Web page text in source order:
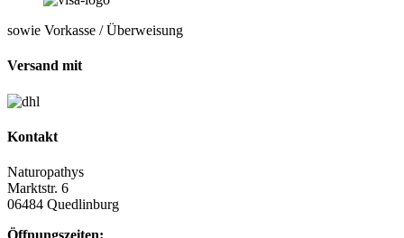
sowie Vorkasse / Überweisung
Versand mit
Kontakt
Naturopathys
Marktstr. 6
06484 Quedlinburg